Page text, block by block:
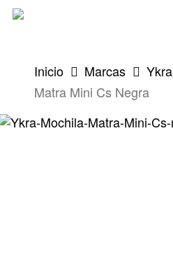
Skip
Inicio Marcas Ykra
Matra Mini Cs Negra